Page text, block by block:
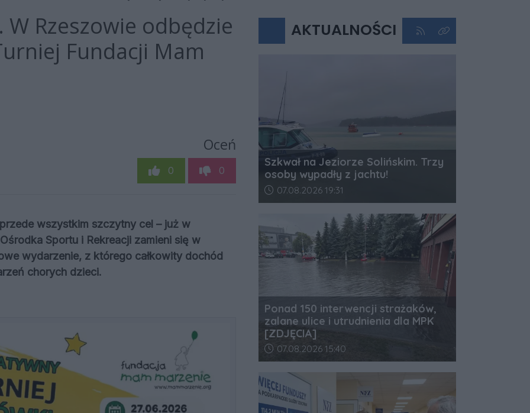
Rzeszowie odbędzie
Fundacji Mam
Oceń
0 0
wszystkim szczytny cel – już w
Sportu i Rekreacji zamieni się w
wydarzenie, z którego całkowity dochód
chorych dzieci.
AKTUALNOŚCI Kliknij aby przejść do
Kliknij aby zobaczyć
Szkwał na Jeziorze Solińskim. Trzy
osoby wypadły z jachtu!
Data dodania artykułu:
07.08.2026 19:31
Ponad 150 interwencji strażaków,
zalane ulice i utrudnienia dla MPK
[ZDJĘCIA]
Data dodania artykułu:
07.08.2026 15:40